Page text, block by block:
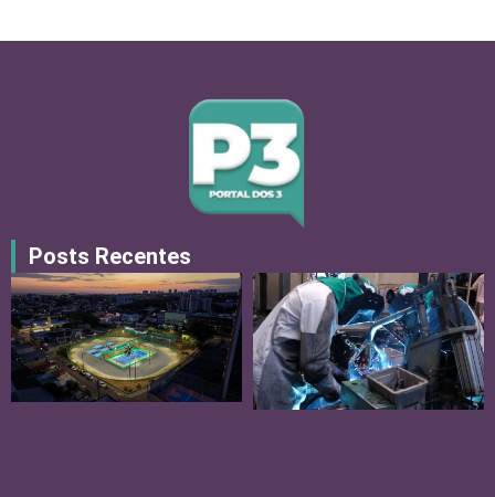
Posts Recentes